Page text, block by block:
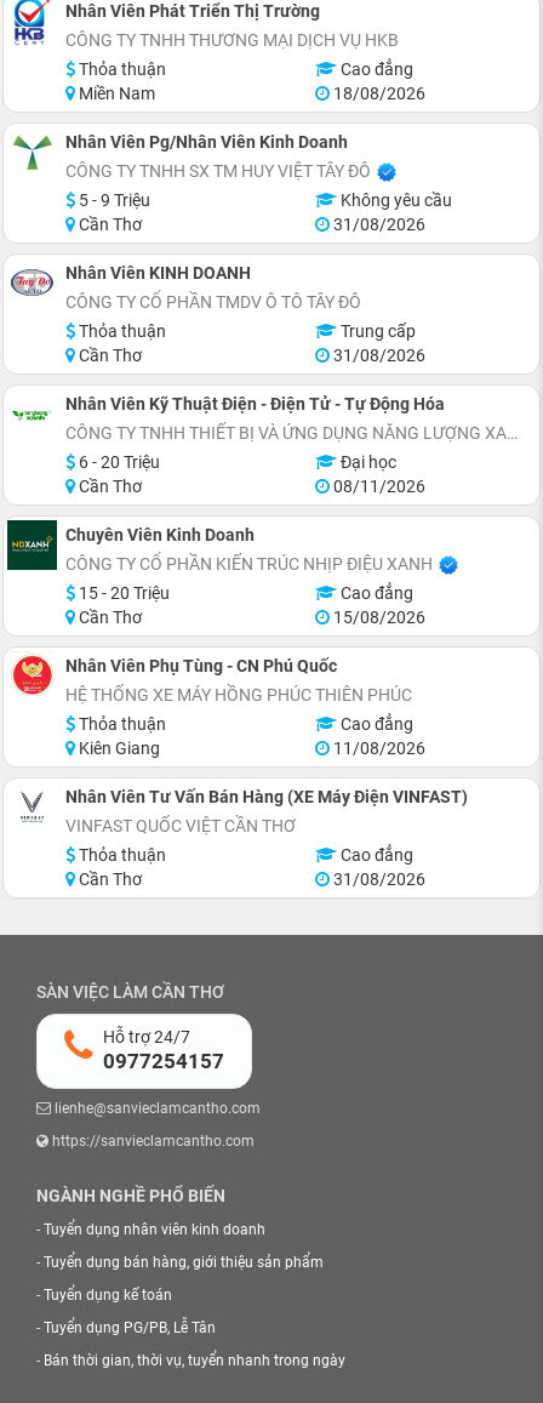
Nhân Viên Phát Triển Thị Trường
CÔNG TY TNHH THƯƠNG MẠI DỊCH VỤ HKB
Thỏa thuận
Cao đẳng
Miền Nam
18/08/2026
Nhân Viên Pg/Nhân Viên Kinh Doanh
CÔNG TY TNHH SX TM HUY VIỆT TÂY ĐÔ
5 - 9 Triệu
Không yêu cầu
Cần Thơ
31/08/2026
Nhân Viên KINH DOANH
CÔNG TY CỔ PHẦN TMDV Ô TÔ TÂY ĐÔ
Thỏa thuận
Trung cấp
Cần Thơ
31/08/2026
Nhân Viên Kỹ Thuật Điện - Điện Tử - Tự Động Hóa
CÔNG TY TNHH THIẾT BỊ VÀ ỨNG DỤNG NĂNG LƯỢNG XANH
6 - 20 Triệu
Đại học
Cần Thơ
08/11/2026
Chuyên Viên Kinh Doanh
CÔNG TY CỔ PHẦN KIẾN TRÚC NHỊP ĐIỆU XANH
15 - 20 Triệu
Cao đẳng
Cần Thơ
15/08/2026
Nhân Viên Phụ Tùng - CN Phú Quốc
HỆ THỐNG XE MÁY HỒNG PHÚC THIÊN PHÚC
Thỏa thuận
Cao đẳng
Kiên Giang
11/08/2026
Nhân Viên Tư Vấn Bán Hàng (XE Máy Điện VINFAST)
VINFAST QUỐC VIỆT CẦN THƠ
Thỏa thuận
Cao đẳng
Cần Thơ
31/08/2026
SÀN VIỆC LÀM CẦN THƠ
Hỗ trợ 24/7
0977254157
lienhe@sanvieclamcantho.com
https://sanvieclamcantho.com
NGÀNH NGHỀ PHỔ BIẾN
- Tuyển dụng nhân viên kinh doanh
- Tuyển dụng bán hàng, giới thiệu sản phẩm
- Tuyển dụng kế toán
- Tuyển dụng PG/PB, Lễ Tân
- Bán thời gian, thời vụ, tuyển nhanh trong ngày